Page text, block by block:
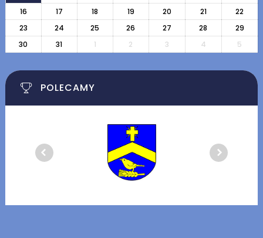
16
17 18 19 20 21
22
23
24 25 26 27 28
29
30
31 1 2 3 4 5
POLECAMY